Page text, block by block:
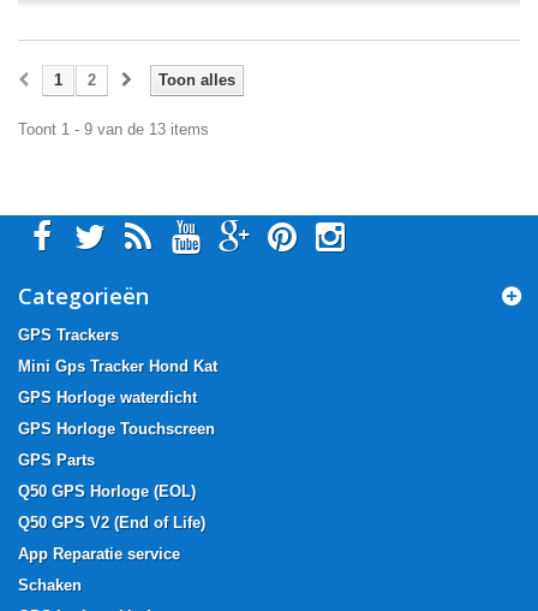
Toon alles
1 2
Toont 1 - 9 van de 13 items
Categorieën
GPS Trackers
Mini Gps Tracker Hond Kat
GPS Horloge waterdicht
GPS Horloge Touchscreen
GPS Parts
Q50 GPS Horloge (EOL)
Q50 GPS V2 (End of Life)
App Reparatie service
Schaken